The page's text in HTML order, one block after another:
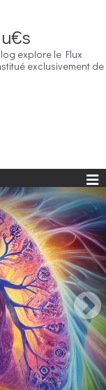
explore le Flux
exclusivement de